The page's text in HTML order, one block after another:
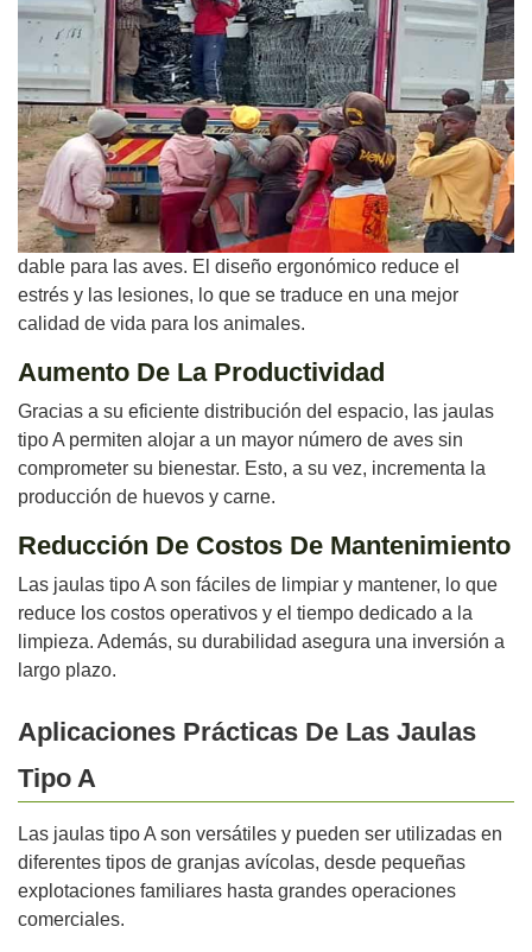
dable para las aves. El diseño ergonómico reduce el
estrés y las lesiones, lo que se traduce en una mejor
calidad de vida para los animales.
Aumento De La Productividad
Gracias a su eficiente distribución del espacio, las jaulas
tipo A permiten alojar a un mayor número de aves sin
comprometer su bienestar. Esto, a su vez, incrementa la
producción de huevos y carne.
Reducción De Costos De Mantenimiento
Las jaulas tipo A son fáciles de limpiar y mantener, lo que
reduce los costos operativos y el tiempo dedicado a la
limpieza. Además, su durabilidad asegura una inversión a
largo plazo.
Aplicaciones Prácticas De Las Jaulas
Tipo A
Las jaulas tipo A son versátiles y pueden ser utilizadas en
diferentes tipos de granjas avícolas, desde pequeñas
explotaciones familiares hasta grandes operaciones
comerciales.